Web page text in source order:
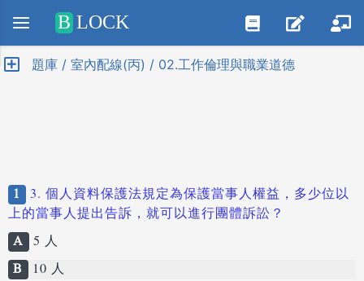
Positive SSL
B LOCK
題庫 / 室內配線(丙) / 02.工作倫理與職業道德
1
3. 個人資料保護法規定為保護當事人權益，多少位以
上的當事人提出告訴，就可以進行團體訴訟？
A 5 人
B
10 人